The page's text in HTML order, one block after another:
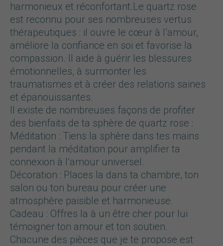
harmonieux et réconfortant.Le quartz rose
est reconnu pour ses nombreuses vertus
thérapeutiques : il ouvre le cœur à l’amour,
améliore la confiance en soi et favorise la
compassion. Il aide à guérir les blessures
émotionnelles, à surmonter les
traumatismes et à créer des relations saines
et épanouissantes.
Il existe de nombreuses façons de profiter
des bienfaits de ta sphère de quartz rose :
Méditation : Tiens la sphère dans tes mains
pendant la méditation pour amplifier ta
connexion à l’amour universel.
Décoration : Places la dans ta chambre, ton
salon ou ton bureau pour créer une
atmosphère paisible et harmonieuse.
Cadeau : Offres la à un être cher pour lui
témoigner ton amour et ton soutien.
Chacune des pièces que je te propose est